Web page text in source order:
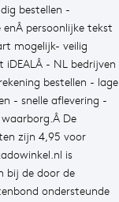
bestellen -
enÂ persoonlijke tekst
mogelijk- veilig
iDEALÂ - NL bedrijven
bestellen - lage
- snelle aflevering -
De
zijn 4,95 voor
is
bij de door de
ondersteunde